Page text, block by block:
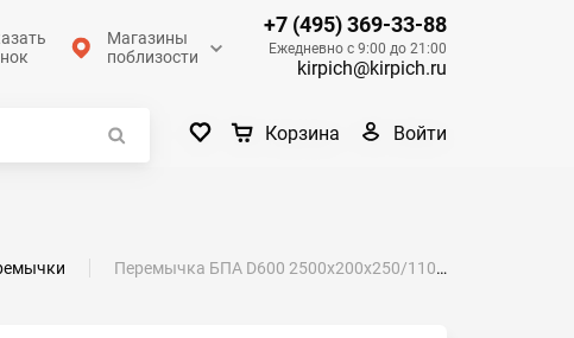
Магазины
поблизости
+7 (495) 369-33-88
Ежедневно с 9:00 до 21:00
kirpich@kirpich.ru
Корзина Войти
Перемычка БПА D600 2500х200х250/1100 Poritep